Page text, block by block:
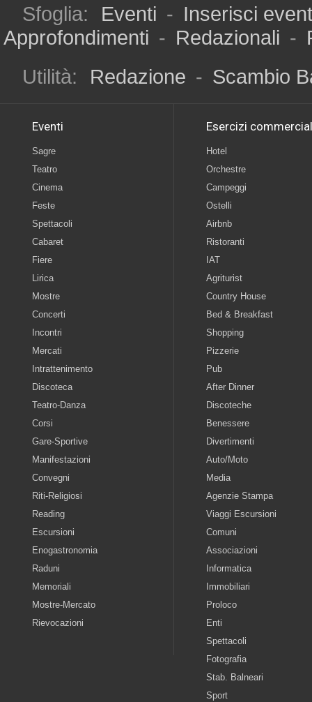
Sfoglia: Eventi - Inserisci
Approfondimenti - Redazionali -
Utilità:
Redazione - Scambio
Eventi
Sagre
Teatro
Cinema
Feste
Spettacoli
Cabaret
Fiere
Lirica
Mostre
Concerti
Incontri
Mercati
Intrattenimento
Discoteca
Teatro-Danza
Corsi
Gare-Sportive
Manifestazioni
Convegni
Riti-Religiosi
Reading
Escursioni
Enogastronomia
Raduni
Memoriali
Mostre-Mercato
Rievocazioni
Esercizi
Hotel
Orchestre
Campeggi
Ostelli
Airbnb
Ristoranti
IAT
Agriturist
Country House
Bed & Breakfast
Shopping
Pizzerie
Pub
After Dinner
Discoteche
Benessere
Divertimenti
Auto/Moto
Media
Agenzie Stampa
Viaggi Escursioni
Comuni
Associazioni
Informatica
Immobiliari
Proloco
Enti
Spettacoli
Fotografia
Stab. Balneari
Sport